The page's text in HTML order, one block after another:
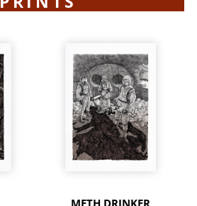
METH DRINKER